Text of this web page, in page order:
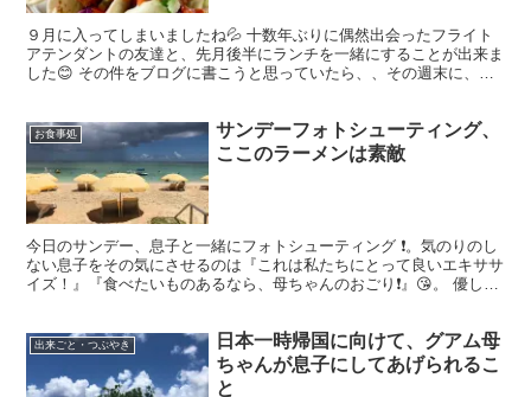
９月に入ってしまいましたね💦 十数年ぶりに偶然出会ったフライト
アテンダントの友達と、先月後半にランチを一緒にすることが出来ま
した😊 その件をブログに書こうと思っていたら、、その週末に、ま
お食事処
サンデーフォトシューティング、
ここのラーメンは素敵
今日のサンデー、息子と一緒にフォトシューティング ❗️。気のりのし
ない息子をその気にさせるのは『これは私たちにとって良いエキササ
イズ！』『食べたいものあるなら、母ちゃんのおごり❗️』😘。 優しい
出来ごと・つぶやき
日本一時帰国に向けて、グアム母
ちゃんが息子にしてあげられるこ
と